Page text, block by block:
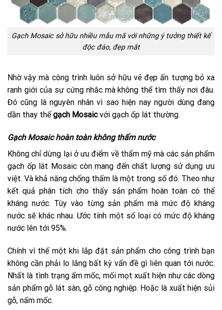
Gạch Mosaic sở hữu nhiều mẫu mã với những ý tưởng thiết kế
độc đáo, đẹp mắt
Nhờ vậy mà công trình luôn sở hữu vẻ đẹp ấn tượng bỏ xa
ranh giới của sự cứng nhắc mà không thể tìm thấy nơi đâu.
Đó cũng là nguyên nhân vì sao hiện nay người dùng đang
dần thay thếgạch Mosaicvới gạch ốp lát thường.
Gạch Mosaic hoàn toàn không thấm nước
Không chỉ dừng lại ở ưu điểm về thẩm mỹ mà các sản phẩm
gạch ốp lát Mosaic còn mang đến chất lượng sử dụng ưu
việt. Và khả năng chống thấm là một trong số đó. Theo như
kết quả phân tích cho thấy sản phẩm hoàn toàn có thể
kháng nước. Tùy vào từng sản phẩm mà mức độ kháng
nước sẽ khác nhau. Ước tính một số loại có mức độ kháng
nước lên tới 95%.
Chính vì thế một khi lắp đặt sản phẩm cho công trình bạn
không cần phải lo lắng bất kỳ vấn đề gì liên quan tới nước.
Nhất là tình trạng ẩm mốc, mối mọt xuất hiện như các dòng
sản phẩm gỗ lát sàn, gỗ công nghiệp. Hoặc là xuất hiện sủi
gỗ, nấm mốc.